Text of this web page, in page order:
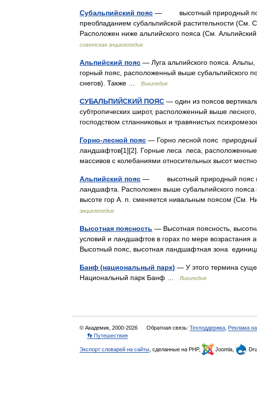
Субальпийский пояс — высотный природный пояс
преобладанием субальпийской растительности (См.
Расположен ниже альпийского пояса (См.
советская энциклопедия
Альпийский пояс — Луга альпийского пояса.
горный пояс, расположенный выше субальпийского
снегов). Также …
Википедия
СУБАЛЬПИЙСКИЙ ПОЯС — один из поясов
субтропических широт, расположенный выше
господством стланниковых и травянистых
Горно-лесной пояс — Горно лесной пояс
ландшафтов[1][2]. Горные леса леса,
массивов с колебаниями относительных высот
Альпийский пояс — высотный природный пояс в
ландшафта. Расположен выше субальпийского
высоте гор А. п. сменяется нивальным поясом (См.
энциклопедия
Высотная поясность — Высотная поясность,
условий и ландшафтов в горах по мере возрастания
Высотный пояс, высотная ландшафтная зона
Банф (национальный парк) — У этого термина
Национальный парк Банф …
Википедия
© Академик, 2000-2026 Обратная связь: Техподдержка Реклама
👣 Путешествия
Экспорт словарей на сайты , сделанные на PHP, Joomla,